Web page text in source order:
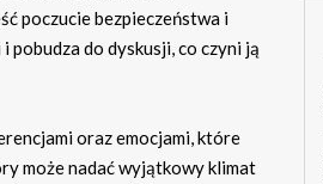
poczucie bezpieczeństwa i
pobudza do dyskusji, co czyni ją
oraz emocjami, które
może nadać wyjątkowy klimat